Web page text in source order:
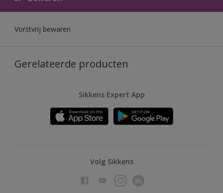
Vorstvrij bewaren
Gerelateerde producten
Sikkens Expert App
Volg Sikkens